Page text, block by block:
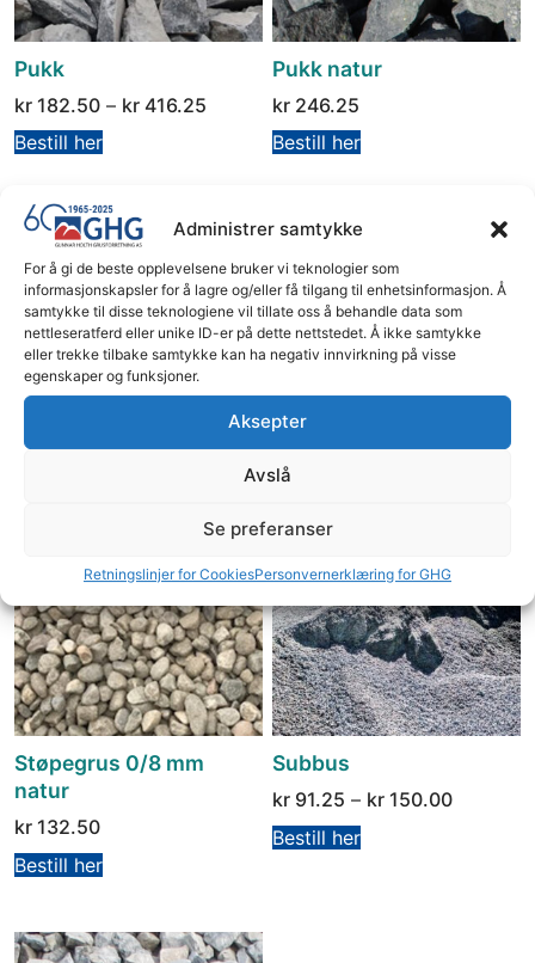
Administrer samtykke
For å gi de beste opplevelsene bruker vi teknologier som
informasjonskapsler for å lagre og/eller få tilgang til enhetsinformasjon. Å
samtykke til disse teknologiene vil tillate oss å behandle data som
nettleseratferd eller unike ID-er på dette nettstedet. Å ikke samtykke
eller trekke tilbake samtykke kan ha negativ innvirkning på visse
egenskaper og funksjoner.
Aksepter
Avslå
Se preferanser
Retningslinjer for CookiesPersonvernerklæring for GHG
Pukk
kr 182.50 – kr 416.25
Bestill her
Pukk natur
kr 246.25
Bestill her
kr121.25
Sprengstein 0/700 mm
kr112.50
Bestill her
Støpegrus 0/8 mm
natur
kr 132.50
Bestill her
Subbus
kr 91.25 – kr 150.00
Bestill her